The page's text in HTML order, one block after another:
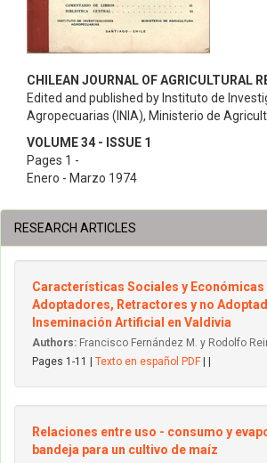
CHILEAN JOURNAL OF AGRICULTURAL
Edited and published by Instituto de
Agropecuarias (INIA), Ministerio de
VOLUME 34 - ISSUE 1
Pages 1 -
Enero - Marzo 1974
RESEARCH ARTICLES
Características Sociales y Económicas
Adoptadores, Retractores y no
Inseminación Artificial en Valdivia
Authors: Francisco Fernández M. y Rodolfo
Pages 1-11 | Texto en español PDF
Relaciones entre uso - consumo y
bandeja para un cultivo de maíz